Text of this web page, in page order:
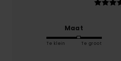
Maat
Te klein Te groot